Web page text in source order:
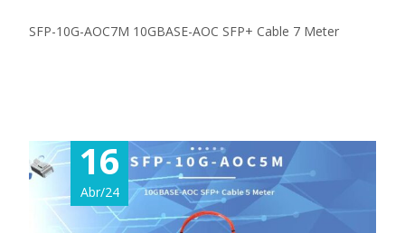
SFP-10G-AOC7M 10GBASE-AOC SFP+ Cable 7 Meter
16
Abr/24